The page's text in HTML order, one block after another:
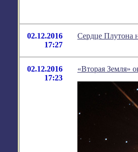
02.12.2016
17:27
Сердце Плутона
02.12.2016
17:23
«Вторая Земля»